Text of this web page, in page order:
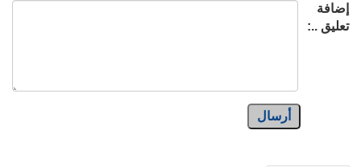
إضافة
تعليق ..:
أرسال